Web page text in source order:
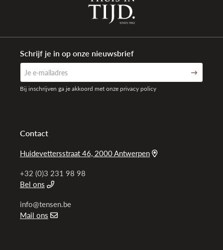
Contact
Huidevettersstraat 46, 2000 Antwerpen
+32 (0)3 231 98 98
Bel ons
info@tensen.be
Mail ons
Schrijf je in op onze nieuwsbrief
Bij inschrijven ga je akkoord met onze privacy policy